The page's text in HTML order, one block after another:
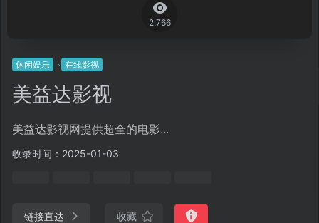
2,766
休闲娱乐 在线影视
美益达影视
美益达影视网提供超全的电影...
收录时间：2025-01-03
链接直达 收藏